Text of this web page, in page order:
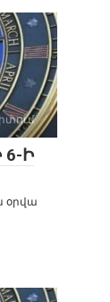
Ի
օրվա